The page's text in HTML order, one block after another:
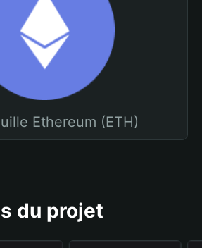
Ethereum (ETH)
du projet